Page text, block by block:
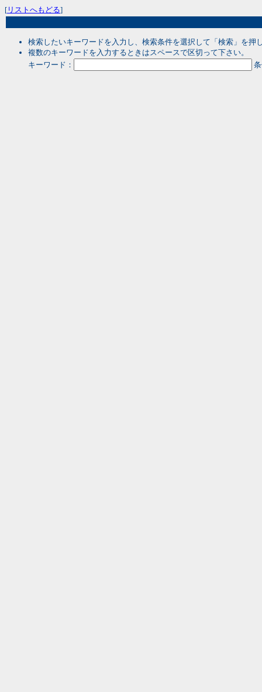
[ リストへもどる]
検索したいキーワードを入力し、検索条件を選択して「検索」を押
複数のキーワードを入力するときはスペースで区切って下さい。
キーワード：